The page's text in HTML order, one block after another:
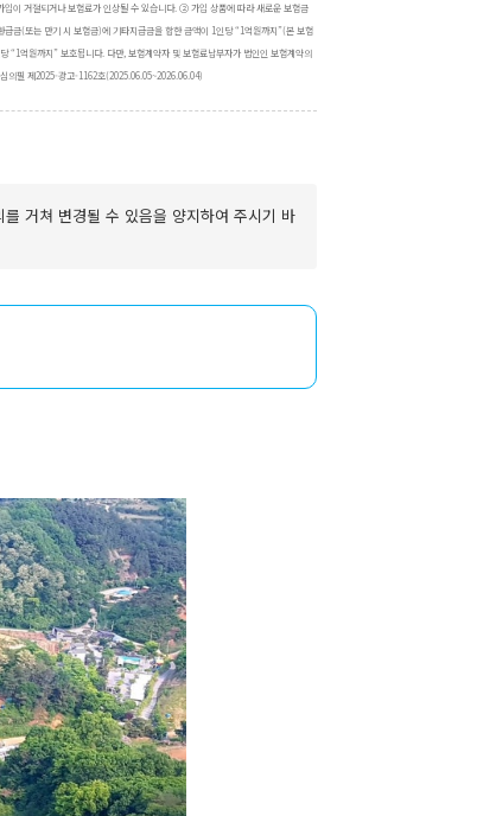
이 거절되거나 보험료가 인상될 수 있습니다. ② 가입 상품에 따라 새로운 보험금
금(또는 만기 시 보험금)에 기타지급금을 합한 금액이 1인당 “1억원까지”(본 보험
“1억원까지” 보호됩니다. 다만, 보험계약자 및 보험료납부자가 법인인 보험계약의
의필 제2025-광고-1162호(2025.06.05~2026.06.04)
거쳐 변경될 수 있음을 양지하여 주시기 바